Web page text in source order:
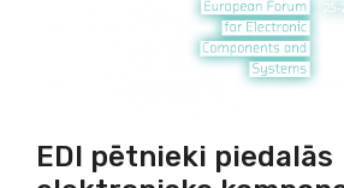
EDI pētnieki piedalās